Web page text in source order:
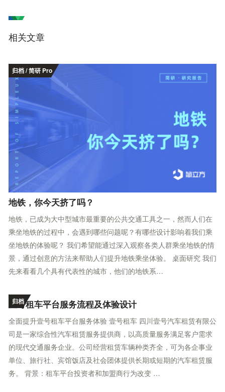
相关文章
归档 / 简研 Pro
地铁，你今天挤了吗？
地铁，已成为大中型城市最重要的公共交通工具之一，然而人们在
乘坐地铁的过程中，会遇到哪些问题呢？有哪些设计影响着我们乘
坐地铁的体验呢？ 我们希望能通过深入观察各类人群乘坐地铁的情
景，通过创意的方法来帮助人们提升地铁乘坐体验。 桌面研究 我们
先来看看几个具有代表性的城市，他们的地铁系…
归档
壹号租车平台服务流程及体验设计
全面提升壹号租车平台服务体验 壹号租车 四川壹号汽车租赁有限公
司是一家综合性汽车租赁服务提供商，以高质量服务满足客户需求
的现代交通服务企业。公司经营租赁车辆种类齐全，可为各企事业
单位、旅行社、宾馆饭店及社会团体提供长期或短期的汽车租赁服
务。 背景：租车平台投资者和加盟商行为改变 …